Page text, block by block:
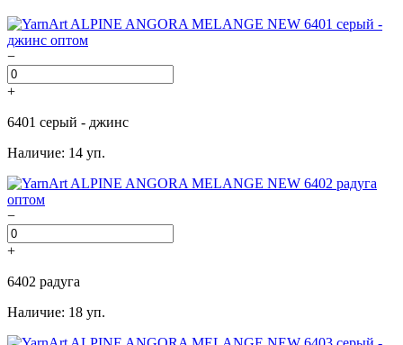
−
+
6401 серый - джинс
Наличие: 14 уп.
−
+
6402 радуга
Наличие: 18 уп.